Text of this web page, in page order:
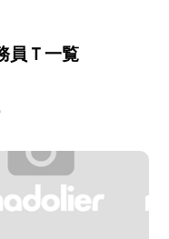
員Ｔ一覧